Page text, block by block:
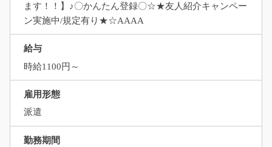
ます！！】♪〇かんたん登録〇☆★友人紹介キャンペー
ン実施中/規定有り★☆AAAA
給与
時給1100円～
雇用形態
派遣
勤務期間